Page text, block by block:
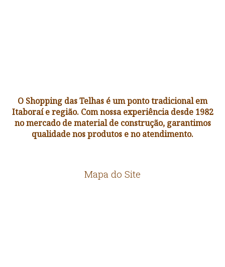
O Shopping das Telhas é um ponto tradicional em
Itaboraí e região. Com nossa experiência desde 1982
no mercado de material de construção, garantimos
qualidade nos produtos e no atendimento.
Mapa do Site